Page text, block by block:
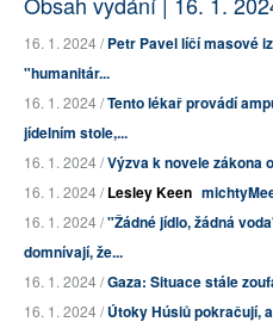
16. 1. 2024 /Petr Pavel líčí masové
"humanitár...
16. 1. 2024 /Tento lékař provádí
jídelním stole,...
16. 1. 2024 /Výzva k novele zákona
16. 1. 2024 /Lesley Keen
16. 1. 2024 /"Žádné jídlo, žádná
domnívají, že...
16. 1. 2024 /Gaza: Situace stále
16. 1. 2024 /Útoky Húsiů pokračují,